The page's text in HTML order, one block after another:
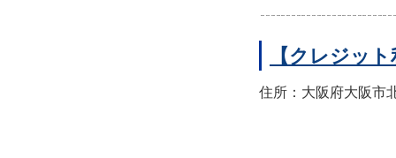
【クレジッ
住所：大阪府大阪市